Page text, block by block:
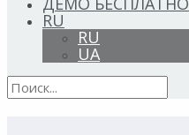
RU
RU
UA